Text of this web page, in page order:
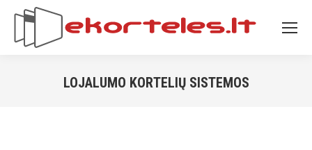
LOJALUMO KORTELIŲ SISTEMOS